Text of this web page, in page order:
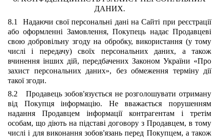
ДАНИХ.
8.1 Надаючи свої персональні дані на Сайті при реєстрації
або оформленні Замовлення, Покупець надає Продавцеві
свою добровільну згоду на обробку, використання (у тому
числі і передачу) своїх персональних даних, а також
вчинення інших дій, передбачених Законом України «Про
захист персональних даних», без обмеження терміну дії
такої згоди.
8.2 Продавець зобов'язується не розголошувати отриману
від Покупця інформацію. Не вважається порушенням
надання Продавцем інформації контрагентам і третім
особам, що діють на підставі договору з Продавцем, в тому
числі і для виконання зобов'язань перед Покупцем, а також